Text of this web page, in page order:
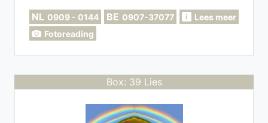
mij op de juiste plek. Na een gesprek met
mij heb jij meer inzichten en tools
gekregen zodat jij weer met een frisse
NL 0909 - 0144 BE 0907-37077
Lees meer
Fotoreading
Box: 39 Lies